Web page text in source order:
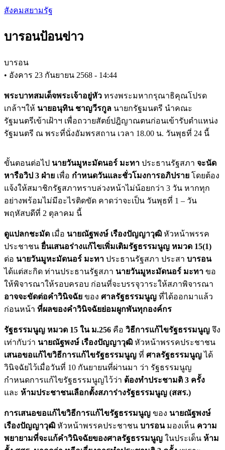
Skip
content
สังคมสยามรัฐ
บารอนป้อนข่าว
บารอน
• อังคาร 23 กันยายน 2568 - 14:44
พระบาทสมเด็จพระเจ้าอยู่หัว ทรงพระมหากรุณาธิคุณโปรด
เกล้าฯให้ นายอนุทิน ชาญวีรกูล นายกรัฐมนตรี นำคณะ
รัฐมนตรีเข้าเฝ้าฯ เพื่อถวายสัตย์ปฎิญาณตนก่อนเข้ารับตำแหน่ง
รัฐมนตรี ณ พระที่นั่งอัมพรสถาน เวลา 18.00 น. วันพุธที่ 24 นี้
ขั้นตอนต่อไป นายวันมูหะมัดนอร์ มะทา ประธานรัฐสภา จะนัด
หารือวิป 3 ฝ่าย เพื่อ กำหนดวันและชั่วโมงการอภิปราย โดยต้อง
แจ้งให้สมาชิกรัฐสภาทราบล่วงหน้าไม่น้อยกว่า 3 วัน หากทุก
อย่างพร้อมไม่มีอะไรติดขัด คาดว่าจะเป็น วันพุธที่ 1 – วัน
พฤหัสบดีที่ 2 ตุลาคม นี้
ดูแปลกชะมัด เมื่อ นายณัฐพงษ์ เรืองปัญญาวุฒิ หัวหน้าพรรค
ประชาชน ยื่นเสนอร่างแก้ไขเพิ่มเติมรัฐธรรมนูญ หมวด 15(1)
ต่อ นายวันมูหะมัดนอร์ มะทา ประธานรัฐสภา ประสา บารอน
ได้แต่สะกิด ท่านประธานรัฐสภา นายวันมูหะมัดนอร์ มะทา ขอ
ให้พิจารณาให้รอบครอบ ก่อนที่จะบรรจุวาระให้สภาพิจารณา
อาจจะขัดต่อคำวินิจฉัย ของ ศาลรัฐธรรมนูญ ที่ได้ออกมาแล้ว
ก่อนหน้า ที่ผลของคำวินิจฉัยย่อมผูกพันทุกองค์กร
รัฐธรรมนูญ หมวด 15 ใน ม.256 คือ วิธีการแก้ไขรัฐธรรมนูญ จึง
เท่ากับว่า นายณัฐพงษ์ เรืองปัญญาวุฒิ หัวหน้าพรรคประชาชน
เสนอขอแก้ไขวิธีการแก้ไขรัฐธรรมนูญ ที่ ศาลรัฐธรรมนูญได้
วินิจฉัยไว้เมื่อวันที่ 10 กันยายนที่ผ่านมา ว่า รัฐธรรมนูญ
กำหนดการแก้ไขรัฐธรรมนูญไว้ว่า ต้องทำประชามติ 3 ครั้ง
และ ห้ามประชาชนเลือกตั้งสภาร่างรัฐธรรมนูญ (สสร.)
การเสนอขอแก้ไขวิธีการแก้ไขรัฐธรรมนูญ ของ นายณัฐพงษ์
เรืองปัญญาวุฒิ หัวหน้าพรรคประชาชน บารอน มองเห็น ความ
พยายามที่จะแก้คำวินิจฉัยของศาลรัฐธรรมนูญ ในประเด็น ห้าม